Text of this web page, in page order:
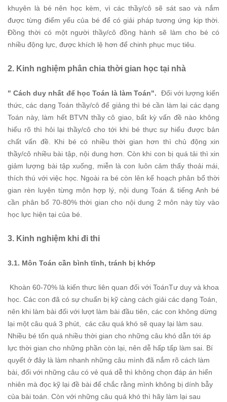
khuyên là bé nên học kèm, vì các thầy/cô sẽ sát sao và nắm
được từng điểm yếu của bé để có giải pháp tương ứng kịp thời.
Đồng thời có một người thầy/cô đồng hành sẽ làm cho bé có
nhiều động lực, được khích lệ hơn để chinh phục mục tiêu.
2. Kinh nghiệm phân chia thời gian học tại nhà
" Cách duy nhất để học Toán là làm Toán". Đối với lượng kiến
thức, các dạng Toán thầy/cô để giảng thì bé cần làm lại các dạng
Toán này, làm hết BTVN thầy cô giao, bất kỳ vấn đề nào không
hiểu rõ thì hỏi lại thầy/cô cho tới khi bé thực sự hiểu được bản
chất vấn đề. Khi bé có nhiều thời gian hơn thì chủ động xin
thầy/cô nhiều bài tập, nội dung hơn. Còn khi con bị quá tải thì xin
giảm lượng bài tập xuống, miễn là con luôn cảm thấy thoải mái,
thích thú với việc học. Ngoài ra bé còn lên kế hoạch phân bổ thời
gian rèn luyện từng môn hợp lý, nội dung Toán & tiếng Anh bé
cần phân bổ 70-80% thời gian cho nội dung 2 môn này tùy vào
học lực hiện tại của bé.
3. Kinh nghiệm khi đi thi
3.1. Môn Toán cần bình tĩnh, tránh bị khớp
Khoàn 60-70% là kiến thưc liên quan đối với ToánTư duy và khoa
học. Các con đã có sự chuẩn bị kỹ càng cách giải các dạng Toán,
nên khi làm bài đối với lượt làm bài đầu tiên, các con không dừng
lại một câu quá 3 phút, các câu quá khó sẽ quay lại làm sau.
Nhiều bé tốn quá nhiều thời gian cho những câu khó dẫn tới áp
lực thời gian cho những phần còn lại, nên dễ hấp tấp làm sai. Bí
quyết ở đây là làm nhanh những câu mình đã nắm rõ cách làm
bài, đối với những câu có vẻ quá dễ thì không chọn đáp án hiển
nhiên mà đọc kỹ lại đề bài để chắc rằng mình không bị dính bẫy
của bài toán. Còn với những câu quá khó thì hãy làm lại sau